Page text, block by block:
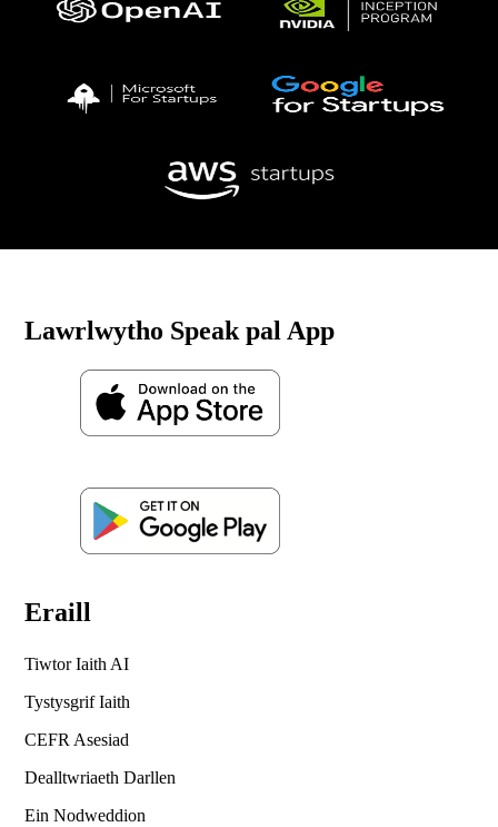
Lawrlwytho Speak pal App
Eraill
Tiwtor Iaith AI
Tystysgrif Iaith
CEFR Asesiad
Dealltwriaeth Darllen
Ein Nodweddion